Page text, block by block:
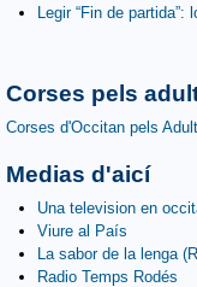
Legir “Fin de partida”:
Corses pels
Corses d'Occitan pels
Medias d'aicí
Una television en
Viure al País
La sabor de la lenga
Radio Temps Rodés